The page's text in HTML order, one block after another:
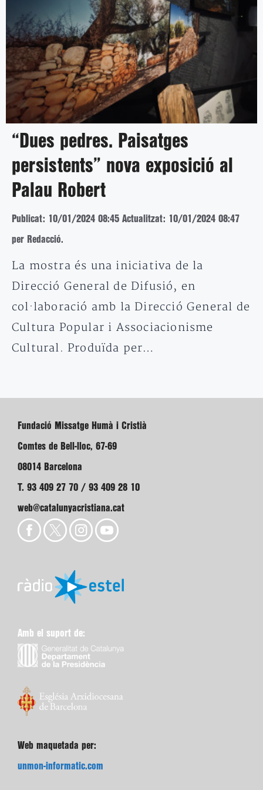
“Dues pedres. Paisatges
persistents” nova exposició al
Palau Robert
Publicat: 10/01/2024 08:45 Actualitzat: 10/01/2024 08:47
per Redacció.
La mostra és una iniciativa de la
Direcció General de Difusió, en
col·laboració amb la Direcció General de
Cultura Popular i Associacionisme
Cultural. Produïda per…
Fundació Missatge Humà i Cristià
Comtes de Bell-lloc, 67-69
08014 Barcelona
T. 93 409 27 70 / 93 409 28 10
web@catalunyacristiana.cat
Amb el suport de:
Web maquetada per:
unmon-informatic.com